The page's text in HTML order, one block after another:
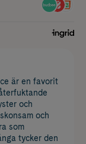
är en favorit
och
och
som
tycker den